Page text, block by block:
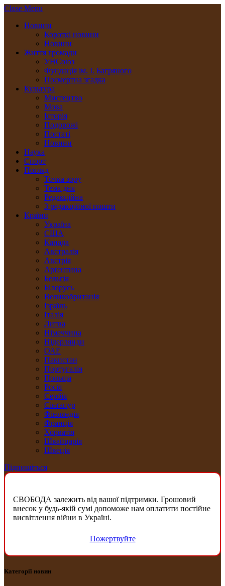
Close Menu
Новини
Короткі новини
Новини
Життя громади
УНСоюз
Фундація ім. І. Багряного
Посмертна згадка
Культура
Мистецтво
Мова
Історія
Подорожі
Постаті
Новини
Наука
Спорт
Погляд
Точка зору
Тема дня
Редакційна
З редакційної пошти
Країни
Україна
США
Канада
Австралія
Австрія
Арґентина
Бельгія
Білорусь
Великобританія
Ізраїль
Італія
Литва
Німеччина
Нідерлянди
ОАЕ
Пакистан
Португалія
Польща
Росія
Сербія
Сінґапур
Фінляндія
Франція
Хорватія
Швайцарія
Швеція
Підпишіться
СВОБОДА залежить від вашої підтримки. Грошовий
внесок у будь-якій сумі допоможе нам оплатити постійне
висвітлення війни в Україні.
Пожертвуйте
Категорії новин